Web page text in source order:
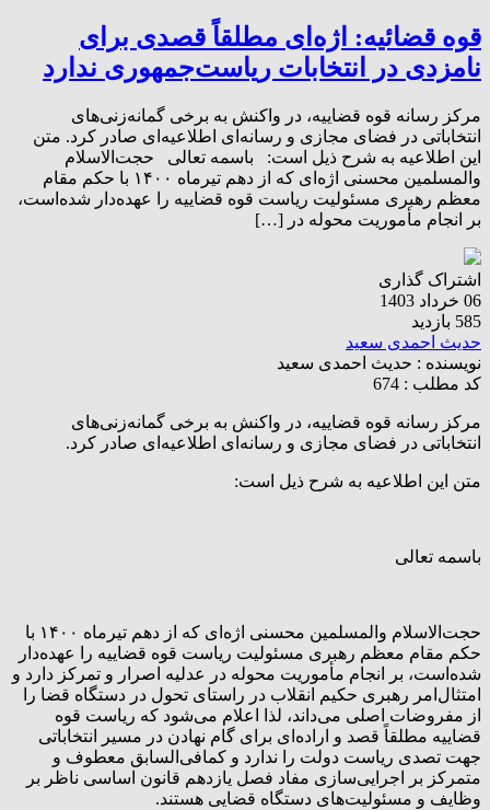
قوه قضائیه: اژه‌ای مطلقاً قصدی برای
نامزدی در انتخابات ریاست‌جمهوری ندارد
مرکز رسانه قوه قضاییه، در واکنش به برخی گمانه‌زنی‌های
انتخاباتی در فضای مجازی و رسانه‌ای اطلاعیه‌ای صادر کرد. متن
این اطلاعیه به شرح ذیل است: باسمه تعالی حجت‌الاسلام
والمسلمین محسنی اژه‌ای که از دهم تیرماه ۱۴۰۰ با حکم مقام
معظم رهبری مسئولیت ریاست قوه قضاییه را عهده‌دار شده‌است،
بر انجام مأموریت محوله در […]
اشتراک گذاری
06 خرداد 1403
585 بازدید
حدیث احمدی سعید
نویسنده : حدیث احمدی سعید
کد مطلب : 674
مرکز رسانه قوه قضاییه، در واکنش به برخی گمانه‌زنی‌های
انتخاباتی در فضای مجازی و رسانه‌ای اطلاعیه‌ای صادر کرد.
متن این اطلاعیه به شرح ذیل است:
باسمه تعالی
حجت‌الاسلام والمسلمین محسنی اژه‌ای که از دهم تیرماه ۱۴۰۰ با
حکم مقام معظم رهبری مسئولیت ریاست قوه قضاییه را عهده‌دار
شده‌است، بر انجام مأموریت محوله در عدلیه اصرار و تمرکز دارد و
امتثال‌امر رهبری حکیم انقلاب در راستای تحول در دستگاه قضا را
از مفروضات اصلی می‌داند، لذا اعلام می‌شود که ریاست قوه
قضاییه مطلقاً قصد و اراده‌ای برای گام نهادن در مسیر انتخاباتی
جهت تصدی ریاست دولت را ندارد و کمافی‌السابق معطوف و
متمرکز بر اجرایی‌سازی مفاد فصل یازدهم قانون اساسی ناظر بر
وظایف و مسئولیت‌های دستگاه قضایی هستند.